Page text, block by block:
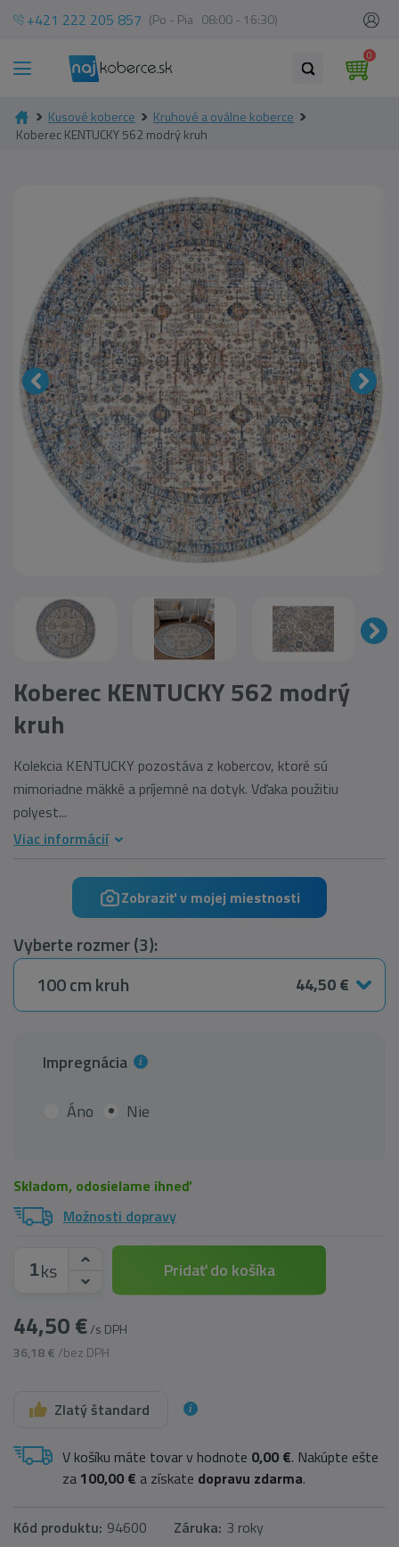
+421 222 205 857 (Po - Pia 08:00 - 16:30)
0
Kusové koberce
Kruhové a oválne koberce
Koberec KENTUCKY 562 modrý kruh
Koberec KENTUCKY 562 modrý
kruh
Kolekcia KENTUCKY pozostáva z kobercov, ktoré sú
mimoriadne mäkké a príjemné na dotyk. Vďaka použitiu
polyest...
Viac informácií
Zobraziť v mojej miestnosti
Vyberte rozmer (3):
100 cm kruh
44,50 €
Impregnácia
Áno Nie
Skladom, odosielame ihneď
Možnosti dopravy
ks
44,50 €/s DPH
36,18 € /bez DPH
Pridať do košíka
Zlatý štandard
V košíku máte tovar v hodnote 0,00 €. Nakúpte ešte
za 100,00 € a získate dopravu zdarma.
Kód produktu: 94600 Záruka: 3 roky